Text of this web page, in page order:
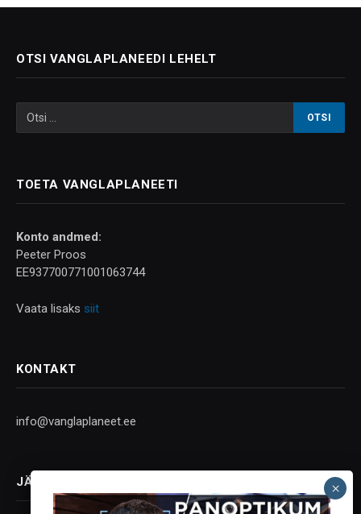
OTSI VANGLAPLANEEDI LEHELT
TOETA VANGLAPLANEETI
Konto andmed:
Peeter Proos
EE937700771001063744
Vaata lisaks siit
KONTAKT
info@vanglaplaneet.ee
JÄLGI SOTSIAALMEEDIAS